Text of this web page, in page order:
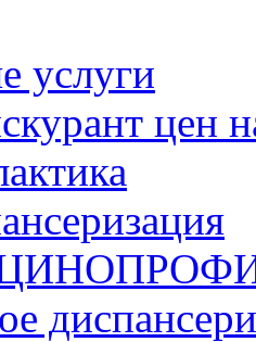
услуги
цен